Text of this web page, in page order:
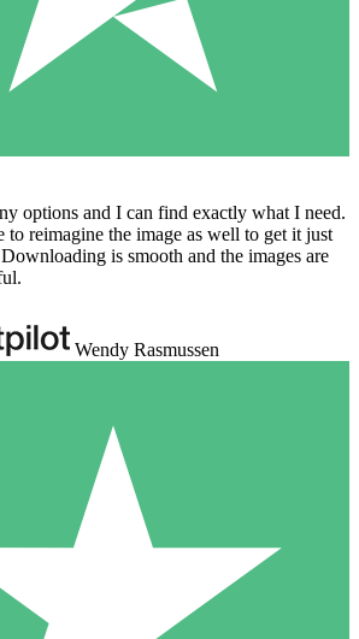
options and I can find exactly what I need.
to reimagine the image as well to get it just
is smooth and the images are
Wendy Rasmussen